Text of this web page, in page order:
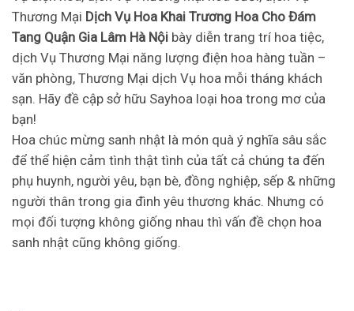
Thương Mại Dịch Vụ Hoa Khai Trương Hoa Cho Đám
Tang Quận Gia Lâm Hà Nội bày diễn trang trí hoa tiệc,
dịch Vụ Thương Mại năng lượng điện hoa hàng tuần –
văn phòng, Thương Mại dịch Vụ hoa mỗi tháng khách
sạn. Hãy đề cập sở hữu Sayhoa loại hoa trong mơ của
bạn!
Hoa chúc mừng sanh nhật là món quà ý nghĩa sâu sắc
để thể hiện cảm tình thật tình của tất cả chúng ta đến
phụ huynh, người yêu, bạn bè, đồng nghiệp, sếp & những
người thân trong gia đình yêu thương khác. Nhưng có
mọi đối tượng không giống nhau thì vấn đề chọn hoa
sanh nhật cũng không giống.